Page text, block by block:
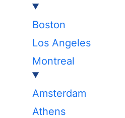
Boston
Los Angeles
Montreal
Amsterdam
Athens